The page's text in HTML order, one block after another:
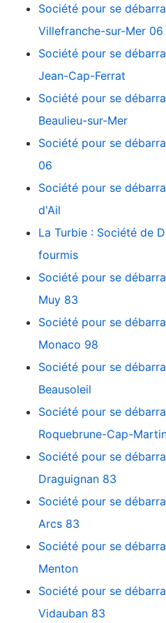
Société pour se
Villefranche-sur-Mer 06
Société pour se
Jean-Cap-Ferrat
Société pour se
Beaulieu-sur-Mer
Société pour se
06
Société pour se
d'Ail
La Turbie : Société de
fourmis
Société pour se
Muy 83
Société pour se
Monaco 98
Société pour se
Beausoleil
Société pour se
Roquebrune-Cap-
Société pour se
Draguignan 83
Société pour se
Arcs 83
Société pour se
Menton
Société pour se
Vidauban 83